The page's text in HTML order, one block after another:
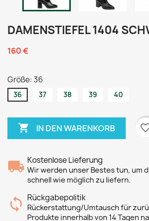
DAMENSTIEFEL 1404
160 €
Größe: 36
36 37 38 39 40
 IN DEN WARENKORB
Kostenlose Lieferung
Wir werden unser Bestes tun, um
schnell wie möglich zu liefern.
Rückgabepolitik
Rückerstattung/Umtausch für
Produkte innerhalb von 14 Tagen